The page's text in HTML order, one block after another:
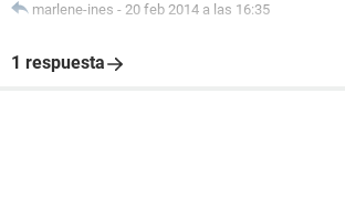
marlene-ines - 20 feb 2014 a las 16:35
1 respuesta